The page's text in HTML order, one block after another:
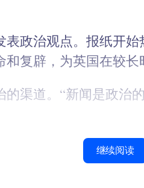
政治观点。报纸开
复辟，为英国在较长
渠道。“新闻是政
继续阅读